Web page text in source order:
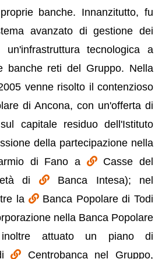
banche. Innanzitutto, fu
avanzato di gestione dei
tecnologica a
banche reti del Gruppo. Nella
venne risolto il contenzioso
di Ancona, con un'offerta di
capitale residuo dell'Istituto
della partecipazione nella
di Fano a
Casse del
di
Banca Intesa); nel
la
Banca Popolare di Todi
nella Banca Popolare
attuato un piano di
Centrobanca nel Gruppo,